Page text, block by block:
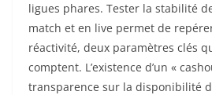
ligues phares. Tester la stabilité
match et en live permet de
réactivité, deux paramètres clés
comptent. L’existence d’un «
transparence sur la disponibilité